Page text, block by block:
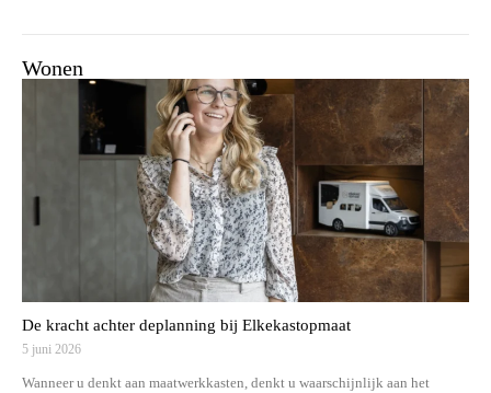
Wonen
De kracht achter deplanning bij Elkekastopmaat
5 juni 2026
Wanneer u denkt aan maatwerkkasten, denkt u waarschijnlijk aan het